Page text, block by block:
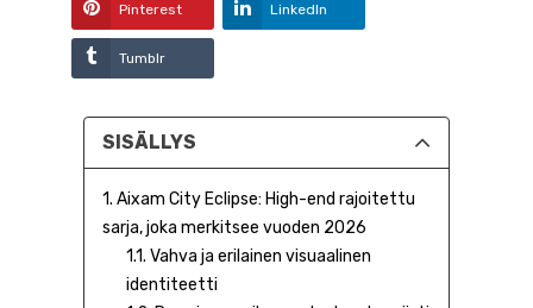
Pinterest LinkedIn
Tumblr
SISÄLLYS
1. Aixam City Eclipse: High-end rajoitettu
sarja, joka merkitsee vuoden 2026
1.1. Vahva ja erilainen visuaalinen
identiteetti